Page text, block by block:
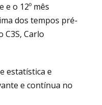
o 12º mês
dos tempos pré-
C3S, Carlo
estatística e
e contínua no